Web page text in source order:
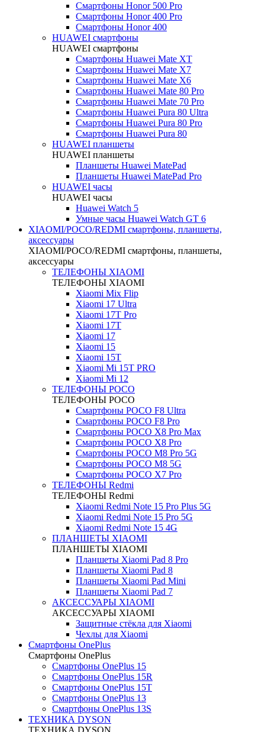
Смартфоны Honor 500 Pro
Смартфоны Honor 400 Pro
Смартфоны Honor 400
HUAWEI cмартфоны
HUAWEI cмартфоны
Смартфоны Huawei Mate XT
Смартфоны Huawei Mate X7
Смартфоны Huawei Mate X6
Смартфоны Huawei Mate 80 Pro
Смартфоны Huawei Mate 70 Pro
Смартфоны Huawei Pura 80 Ultra
Смартфоны Huawei Pura 80 Pro
Смартфоны Huawei Pura 80
HUAWEI планшеты
HUAWEI планшеты
Планшеты Huawei MatePad
Планшеты Huawei MatePad Pro
HUAWEI часы
HUAWEI часы
Huawei Watch 5
Умные часы Huawei Watch GT 6
XIAOMI/POCO/REDMI cмартфоны, планшеты,
аксессуары
XIAOMI/POCO/REDMI cмартфоны, планшеты,
аксессуары
ТЕЛЕФОНЫ XIAOMI
ТЕЛЕФОНЫ XIAOMI
Xiaomi Mix Flip
Xiaomi 17 Ultra
Xiaomi 17T Pro
Xiaomi 17T
Xiaomi 17
Xiaomi 15
Xiaomi 15T
Xiaomi Mi 15T PRO
Xiaomi Mi 12
ТЕЛЕФОНЫ POCO
ТЕЛЕФОНЫ POCO
Смартфоны POCO F8 Ultra
Смартфоны POCO F8 Pro
Смартфоны POCO X8 Pro Max
Смартфоны POCO X8 Pro
Смартфоны POCO M8 Pro 5G
Смартфоны POCO M8 5G
Смартфоны POCO X7 Pro
ТЕЛЕФОНЫ Redmi
ТЕЛЕФОНЫ Redmi
Xiaomi Redmi Note 15 Pro Plus 5G
Xiaomi Redmi Note 15 Pro 5G
Xiaomi Redmi Note 15 4G
ПЛАНШЕТЫ XIAOMI
ПЛАНШЕТЫ XIAOMI
Планшеты Xiaomi Pad 8 Pro
Планшеты Xiaomi Pad 8
Планшеты Xiaomi Pad Mini
Планшеты Xiaomi Pad 7
АКСЕССУАРЫ XIAOMI
АКСЕССУАРЫ XIAOMI
Защитные стёкла для Xiaomi
Чехлы для Xiaomi
Смартфоны OnePlus
Смартфоны OnePlus
Смартфоны OnePlus 15
Смартфоны OnePlus 15R
Смартфоны OnePlus 15T
Смартфоны OnePlus 13
Смартфоны OnePlus 13S
ТЕХНИКА DYSON
ТЕХНИКА DYSON